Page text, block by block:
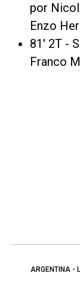
por
Enzo
81' 2T -
Franco
ARGENTINA -